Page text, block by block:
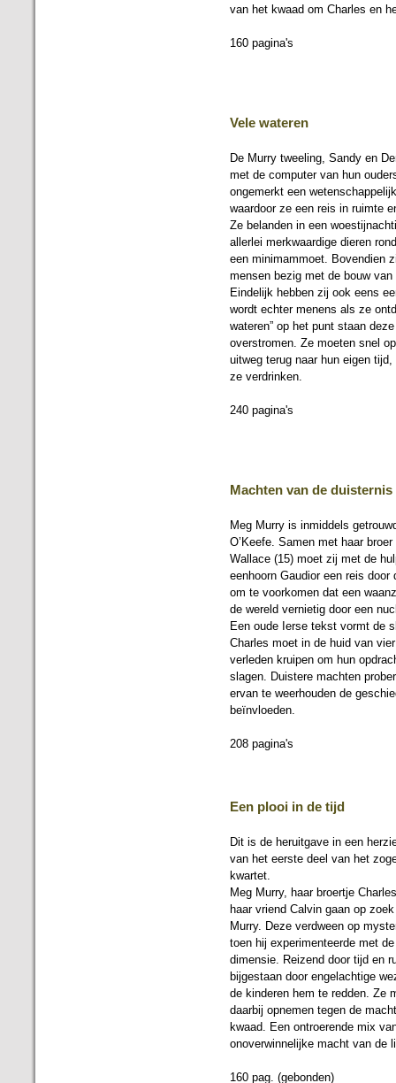
van het kwaad om Charles en
160 pagina's
Vele wateren
De Murry tweeling, Sandy en
met de computer van hun
ongemerkt een
waardoor ze een reis in ruimte
Ze belanden in een
allerlei merkwaardige dieren
een minimammoet. Bovendien
mensen bezig met de bouw van
Eindelijk hebben zij ook eens
wordt echter menens als ze
wateren” op het punt staan
overstromen. Ze moeten snel
uitweg terug naar hun eigen
ze verdrinken.
240 pagina's
Machten van de duisternis
Meg Murry is inmiddels
O’Keefe. Samen met haar broer
Wallace (15) moet zij met de
eenhoorn Gaudior een reis door
om te voorkomen dat een
de wereld vernietig door een
Een oude Ierse tekst vormt de
Charles moet in de huid van
verleden kruipen om hun
slagen. Duistere machten
ervan te weerhouden de
beïnvloeden.
208 pagina's
Een plooi in de tijd
Dit is de heruitgave in een
van het eerste deel van het
kwartet.
Meg Murry, haar broertje
haar vriend Calvin gaan op
Murry. Deze verdween op
toen hij experimenteerde met
dimensie. Reizend door tijd en
bijgestaan door engelachtige
de kinderen hem te redden. Ze
daarbij opnemen tegen de
kwaad. Een ontroerende mix
onoverwinnelijke macht van de
160 pag. (gebonden)